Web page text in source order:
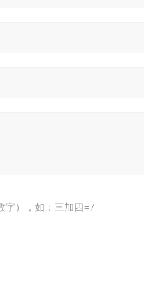
字），如：三加四=7